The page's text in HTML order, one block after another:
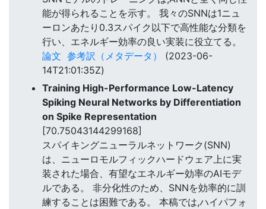
能が得られることを示す。 我々のSNNは1ニュ
ーロンあたり0.3スパイク以下で高性能な分類を
行い、エネルギー効率の良い実装に役立てる。
論文 参考訳（メタデータ）
(2023-06-
14T21:01:35Z)
Training High-Performance Low-Latency
Spiking Neural Networks by Differentiation
on Spike Representation
[70.75043144299168]
スパイキングニューラルネットワーク(SNN)
は、ニューロモルフィックハードウェア上に実
装された場合、有望なエネルギー効率のAIモデ
ルである。 非分化性のため、SNNを効率的に訓
練することは困難である。 本稿では,ハイパフォ